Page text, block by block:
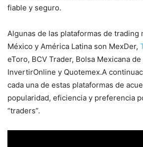
fiable y seguro.
Algunas de las plataformas de trading
México y América Latina son MexDer,
eToro, BCV Trader, Bolsa Mexicana de
InvertirOnline y Quotemex.A
cada una de estas plataformas de
popularidad, eficiencia y preferencia
“traders”.